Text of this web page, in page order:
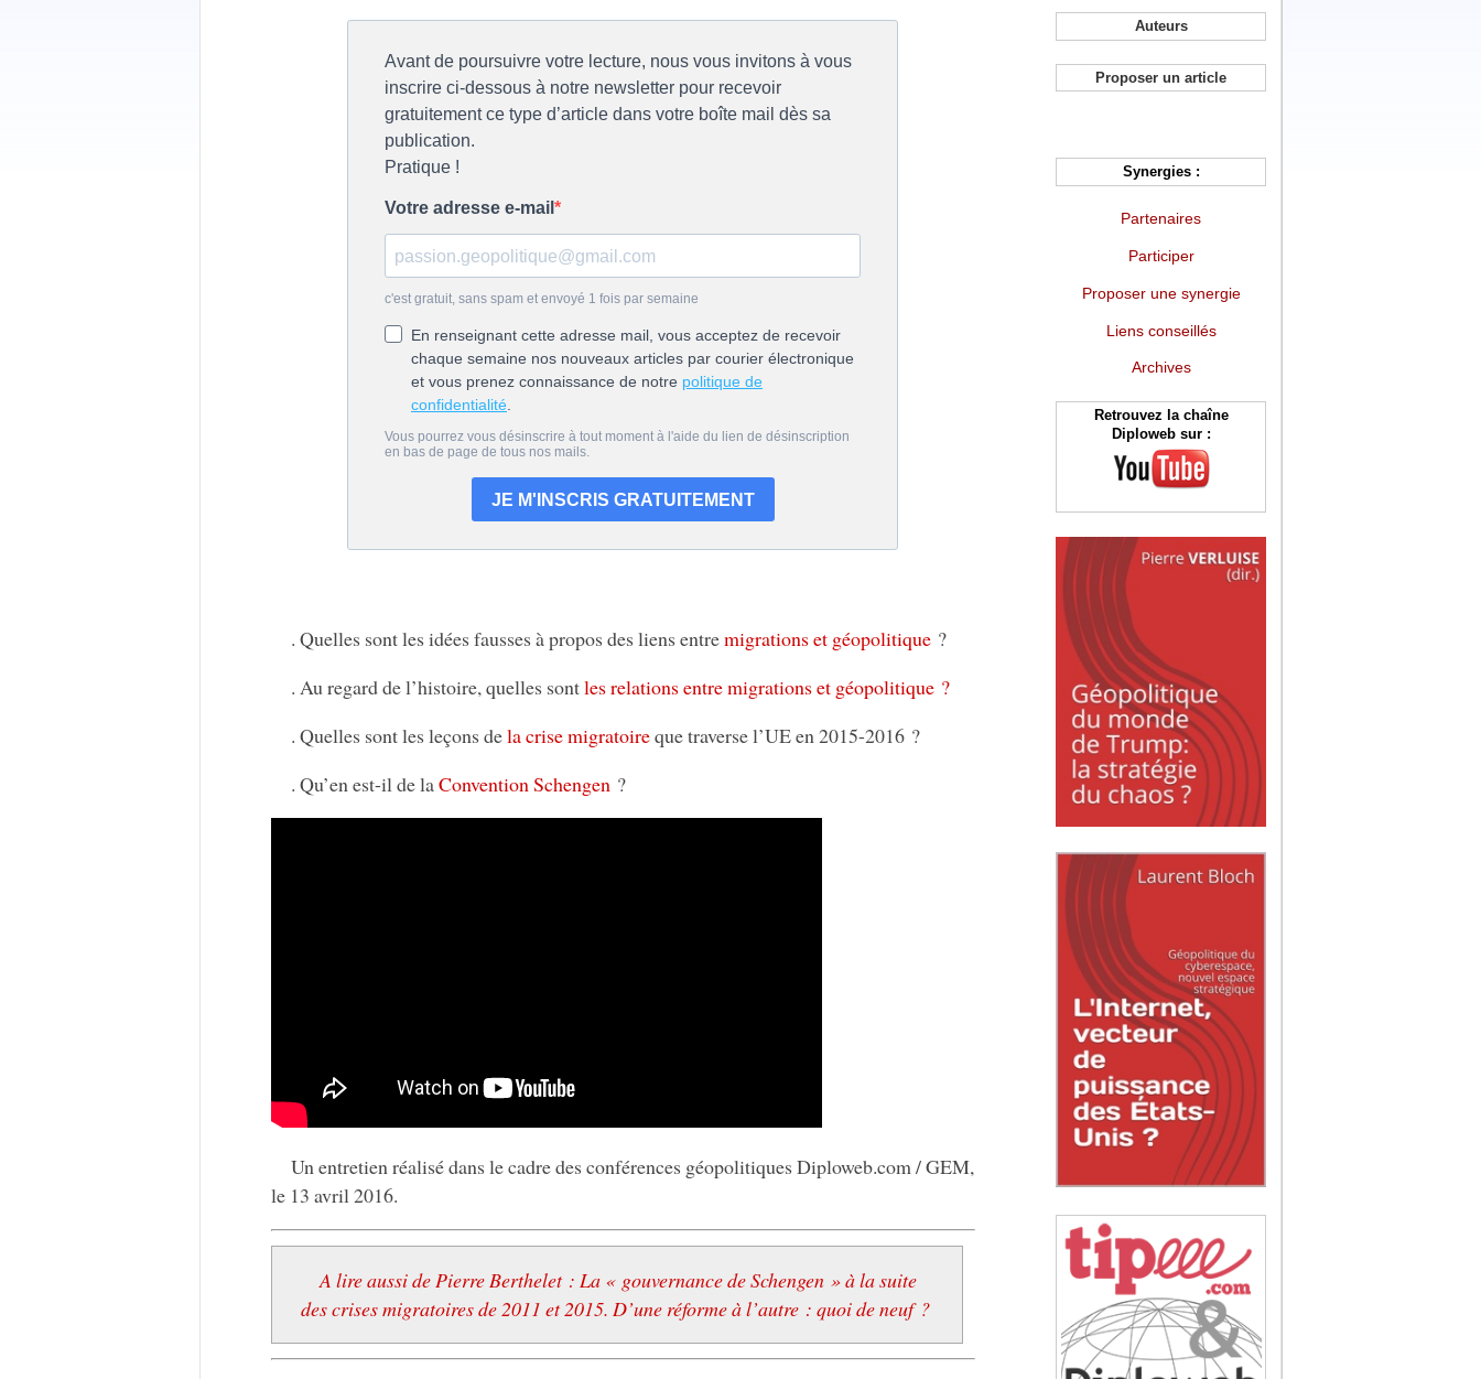
. Quelles sont les idées fausses à propos des liens entremigrations et géopolitique?
. Au regard de l’histoire, quelles sontles relations entre migrations et géopolitique ?
. Quelles sont les leçons dela crise migratoireque traverse l’UE en 2015-2016 ?
. Qu’en est-il de laConvention Schengen?
Un entretien réalisé dans le cadre des conférences géopolitiques Diploweb.com / GEM,
le 13 avril 2016.
A lire aussi de Pierre Berthelet : La « gouvernance de Schengen » à la suite
des crises migratoires de 2011 et 2015. D’une réforme à l’autre : quoi de neuf ?
Auteurs
Proposer un article
Synergies :
Partenaires
Participer
Proposer une synergie
Liens conseillés
Archives
Retrouvez la chaîne
Diploweb sur :